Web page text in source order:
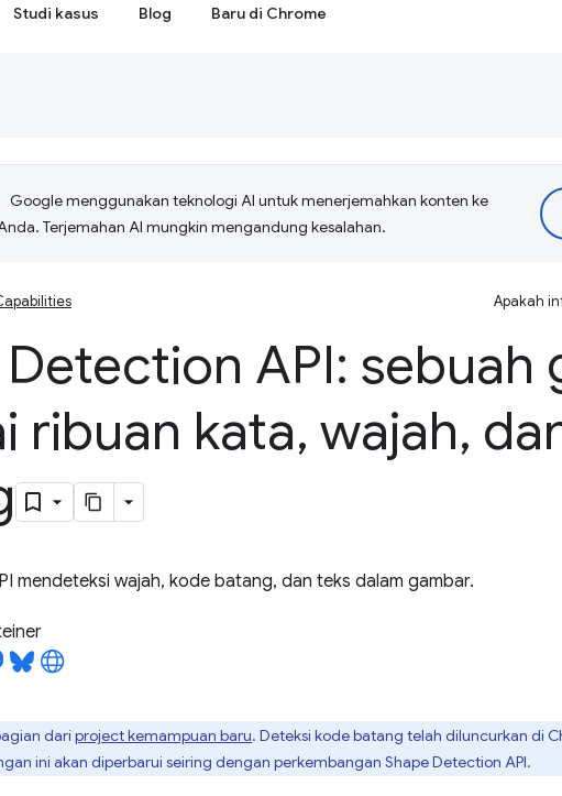
Studi kasus Blog Baru di Chrome
Google menggunakan teknologi AI untuk menerjemahkan konten ke
Terjemahan AI mungkin mengandung kesalahan.
Apakah
API: sebuah
ribuan kata, wajah,
mendeteksi wajah, kode batang, dan teks dalam gambar.
dari project kemampuan baru. Deteksi kode batang telah diluncurkan di
ini akan diperbarui seiring dengan perkembangan Shape Detection API.